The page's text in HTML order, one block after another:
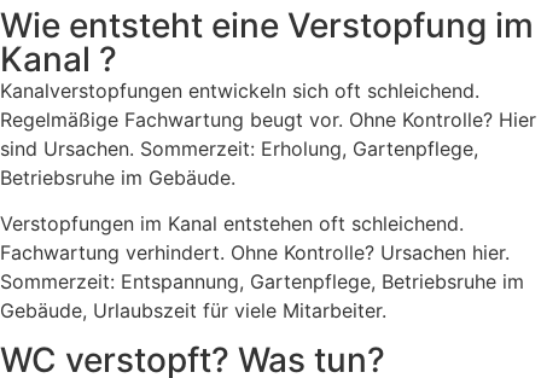
Wie entsteht eine Verstopfung im
Kanal ?
Kanalverstopfungen entwickeln sich oft schleichend.
Regelmäßige Fachwartung beugt vor. Ohne Kontrolle? Hier
sind Ursachen. Sommerzeit: Erholung, Gartenpflege,
Betriebsruhe im Gebäude.
Verstopfungen im Kanal entstehen oft schleichend.
Fachwartung verhindert. Ohne Kontrolle? Ursachen hier.
Sommerzeit: Entspannung, Gartenpflege, Betriebsruhe im
Gebäude, Urlaubszeit für viele Mitarbeiter.
WC verstopft? Was tun?